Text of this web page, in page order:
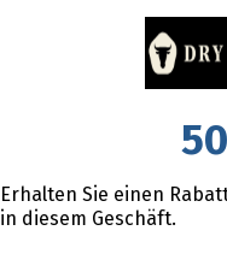
Erhalten Sie einen
in diesem Geschäft.